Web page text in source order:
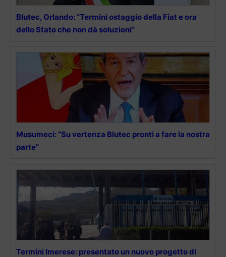
Blutec, Orlando: “Termini ostaggio della Fiat e ora
dello Stato che non dà soluzioni”
Musumeci: “Su vertenza Blutec pronti a fare la nostra
parte”
Termini Imerese: presentato un nuovo progetto di